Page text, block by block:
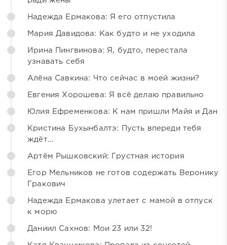
Надежда Ермакова: Я его отпустила
Мария Давидова: Как будто и не уходила
Ирина Пингвинова: Я, будто, перестала
узнавать себя
Алёна Савкина: Что сейчас в моей жизни?
Евгения Хорошева: Я всё делаю правильно
Юлия Ефременкова: К нам пришли Майя и Дан
Кристина Бухынбалтэ: Пусть впереди тебя
ждёт...
Артём Рышковский: Грустная история
Егор Мельников не готов содержать Веронику
Гракович
Надежда Ермакова улетает с мамой в отпуск
к морю
Даниил Сахнов: Мои 23 или 32!